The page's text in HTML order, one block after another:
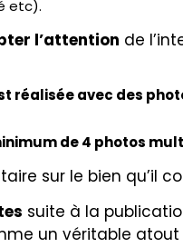
etc).
l’attention de
avec des
de 4 photos
sur le bien qu’il
suite à la
un véritable